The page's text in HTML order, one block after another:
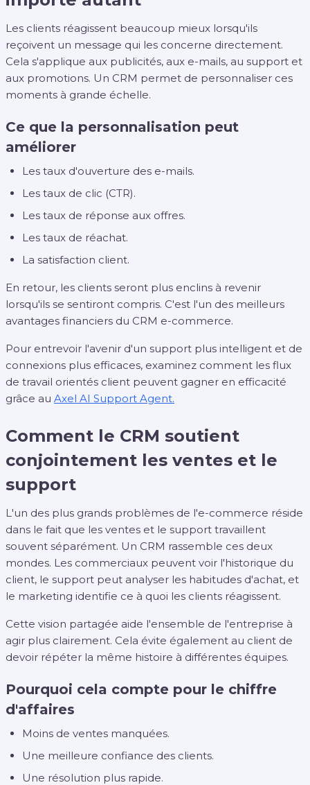
Les clients réagissent beaucoup mieux lorsqu'ils
reçoivent un message qui les concerne directement.
Cela s'applique aux publicités, aux e-mails, au support et
aux promotions. Un CRM permet de personnaliser ces
moments à grande échelle.
Ce que la personnalisation peut
améliorer
Les taux d'ouverture des e-mails.
Les taux de clic (CTR).
Les taux de réponse aux offres.
Les taux de réachat.
La satisfaction client.
En retour, les clients seront plus enclins à revenir
lorsqu'ils se sentiront compris. C'est l'un des meilleurs
avantages financiers du CRM e-commerce.
Pour entrevoir l'avenir d'un support plus intelligent et de
connexions plus efficaces, examinez comment les flux
de travail orientés client peuvent gagner en efficacité
grâce au Axel AI Support Agent.
Comment le CRM soutient
conjointement les ventes et le
support
L'un des plus grands problèmes de l'e-commerce réside
dans le fait que les ventes et le support travaillent
souvent séparément. Un CRM rassemble ces deux
mondes. Les commerciaux peuvent voir l'historique du
client, le support peut analyser les habitudes d'achat, et
le marketing identifie ce à quoi les clients réagissent.
Cette vision partagée aide l'ensemble de l'entreprise à
agir plus clairement. Cela évite également au client de
devoir répéter la même histoire à différentes équipes.
Pourquoi cela compte pour le chiffre
d'affaires
Moins de ventes manquées.
Une meilleure confiance des clients.
Une résolution plus rapide.